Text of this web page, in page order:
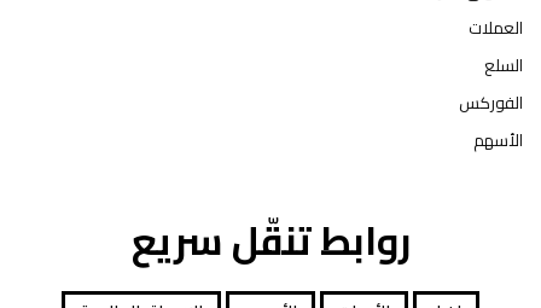
العملات
السلع
الفوركس
الأسهم
روابط تنقّل سريع